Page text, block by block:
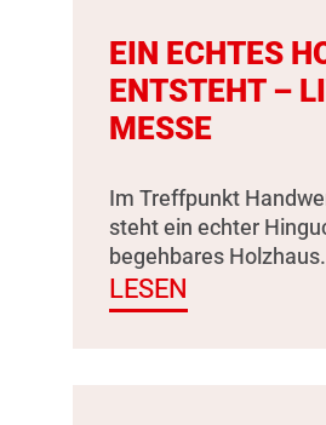
EIN ECHTES
ENTSTEHT –
MESSE
Im Treffpunkt
steht ein echter
begehbares Holzhaus.
LESEN